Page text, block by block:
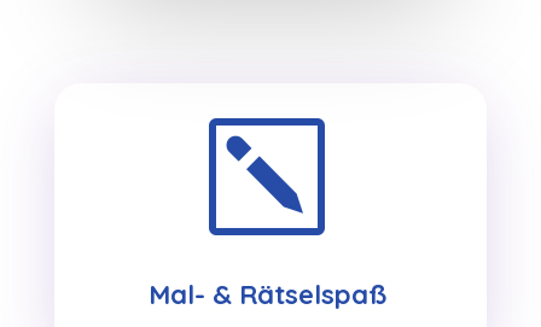
k
Mal- & Rätselspaß